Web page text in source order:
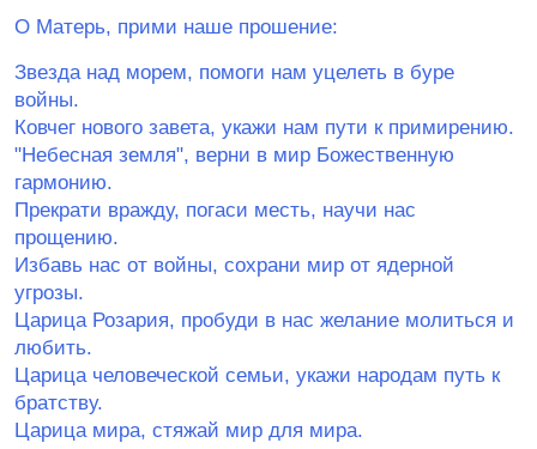
О Матерь, прими наше прошение:
Звезда над морем, помоги нам уцелеть в буре
войны.
Ковчег нового завета, укажи нам пути к примирению.
ʺНебесная земляʺ, верни в мир Божественную
гармонию.
Прекрати вражду, погаси месть, научи нас
прощению.
Избавь нас от войны, сохрани мир от ядерной
угрозы.
Царица Розария, пробуди в нас желание молиться и
любить.
Царица человеческой семьи, укажи народам путь к
братству.
Царица мира, стяжай мир для мира.